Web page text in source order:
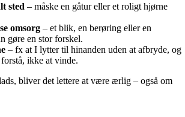
sted – måske en gåtur eller et roligt hjørne
omsorg – et blik, en berøring eller en
gøre en stor forskel.
– fx at I lytter til hinanden uden at afbryde, og
ikke at vinde.
bliver det lettere at være ærlig – også om